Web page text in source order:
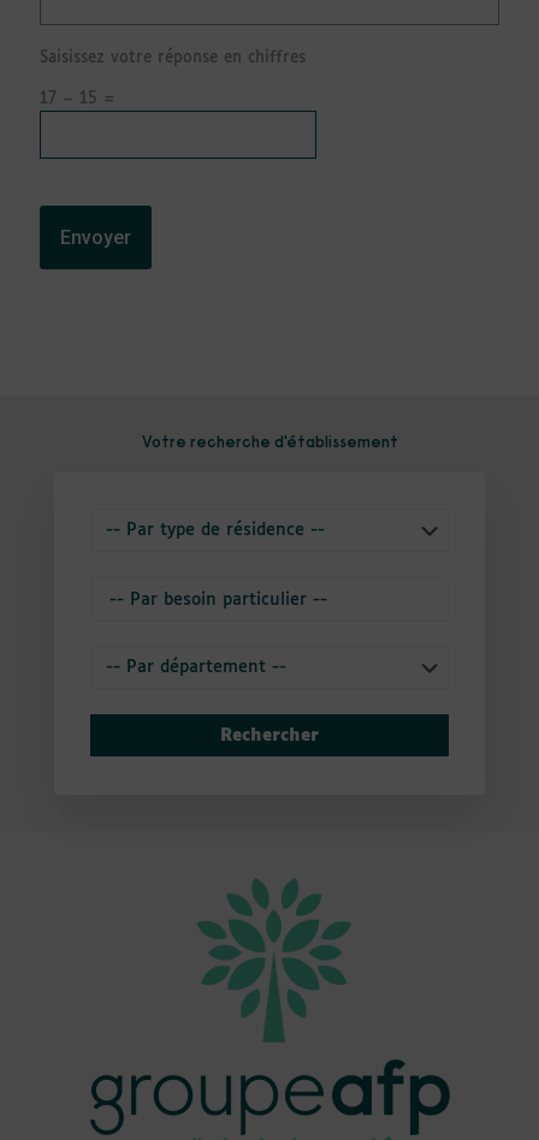
Saisissez votre réponse en chiffres
17 − 15 =
Votre recherche d'établissement
Rechercher